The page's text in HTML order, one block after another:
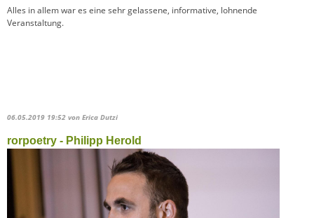
Alles in allem war es eine sehr gelassene, informative, lohnende
Veranstaltung.
06.05.2019 19:52 von Erica Dutzi
rorpoetry - Philipp Herold